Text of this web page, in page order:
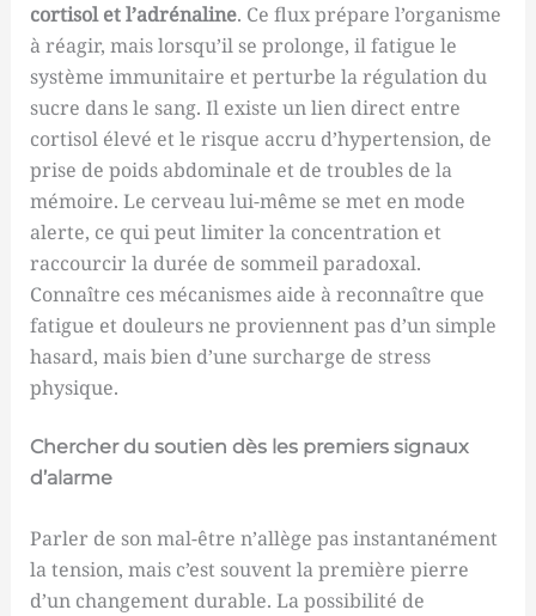
cortisol et l’adrénaline. Ce flux prépare l’organisme
à réagir, mais lorsqu’il se prolonge, il fatigue le
système immunitaire et perturbe la régulation du
sucre dans le sang. Il existe un lien direct entre
cortisol élevé et le risque accru d’hypertension, de
prise de poids abdominale et de troubles de la
mémoire. Le cerveau lui-même se met en mode
alerte, ce qui peut limiter la concentration et
raccourcir la durée de sommeil paradoxal.
Connaître ces mécanismes aide à reconnaître que
fatigue et douleurs ne proviennent pas d’un simple
hasard, mais bien d’une surcharge de stress
physique.
Chercher du soutien dès les premiers signaux
d’alarme
Parler de son mal-être n’allège pas instantanément
la tension, mais c’est souvent la première pierre
d’un changement durable. La possibilité de